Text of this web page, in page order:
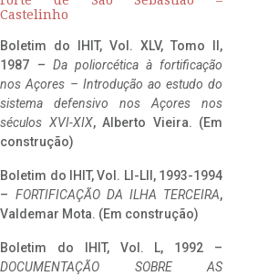
Castelinho
Boletim do IHIT, Vol. XLV, Tomo II,
1987 – Da poliorcética à fortificação
nos Açores – Introdução ao estudo do
sistema defensivo nos Açores nos
séculos XVI-XIX, Alberto Vieira. (Em
construção)
Boletim do IHIT, Vol. LI-LII, 1993-1994
– FORTIFICAÇÃO DA ILHA TERCEIRA,
Valdemar Mota. (Em construção)
Boletim do IHIT, Vol. L, 1992 –
DOCUMENTAÇÃO SOBRE AS